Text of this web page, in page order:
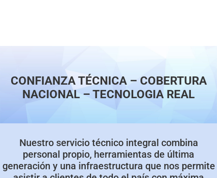
CONFIANZA TÉCNICA – COBERTURA
NACIONAL – TECNOLOGIA REAL
Nuestro servicio técnico integral combina
personal propio, herramientas de última
generación y una infraestructura que nos permite